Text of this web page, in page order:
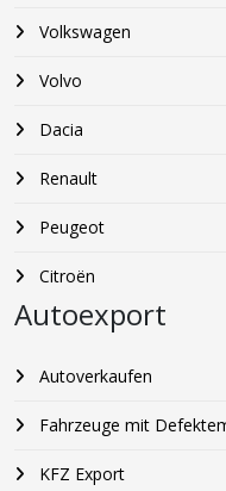
Volkswagen
Volvo
Dacia
Renault
Peugeot
Citroën
Autoexport
Autoverkaufen
Fahrzeuge mit
KFZ Export